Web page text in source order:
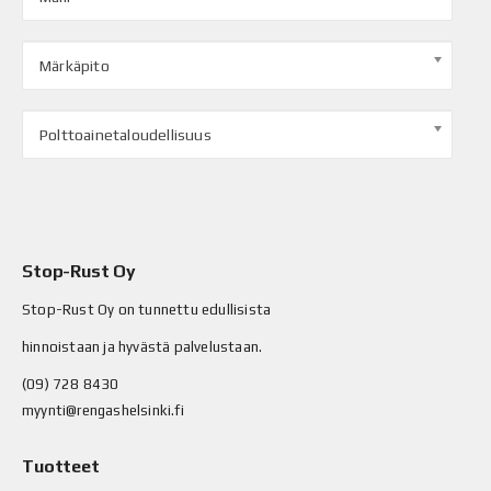
Märkäpito
Polttoainetaloudellisuus
Stop-Rust Oy
Stop-Rust Oy on tunnettu edullisista
hinnoistaan ja hyvästä palvelustaan.
(09) 728 8430
myynti@rengashelsinki.fi
Tuotteet